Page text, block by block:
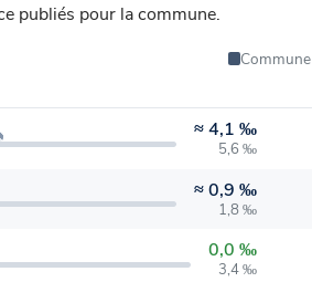
publiés pour la commune.
Commune
≈4,1 ‰
5,6 ‰
≈0,9 ‰
1,8 ‰
0,0 ‰
3,4 ‰